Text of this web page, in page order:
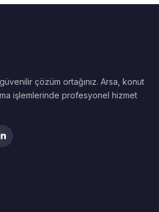
çözüm ortağınız. Arsa, konut
işlemlerinde profesyonel hizmet